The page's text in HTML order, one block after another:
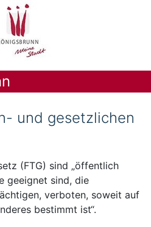
und gesetzlichen
(FTG) sind „öffentlich
geeignet sind, die
verboten, soweit auf
bestimmt ist“.